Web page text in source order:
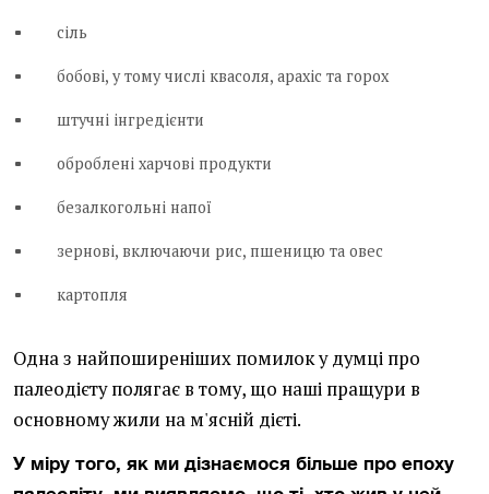
сіль
бобові, у тому числі квасоля, арахіс та горох
штучні інгредієнти
оброблені харчові продукти
безалкогольні напої
зернові, включаючи рис, пшеницю та овес
картопля
Одна з найпоширеніших помилок у думці про
палеодієту полягає в тому, що наші пращури в
основному жили на м'ясній дієті.
У міру того, як ми дізнаємося більше про епоху